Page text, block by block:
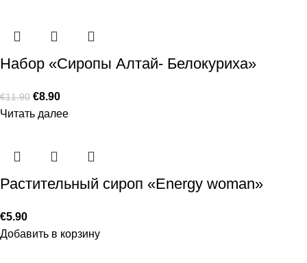
Набор «Сиропы Алтай- Белокуриха»
€11.90 €8.90
Читать далее
Растительный сироп «Energy woman»
€5.90
Добавить в корзину